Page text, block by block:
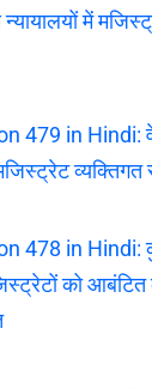
न्यायालयों में
479 in Hindi:
478 in Hindi:
को आबंटित